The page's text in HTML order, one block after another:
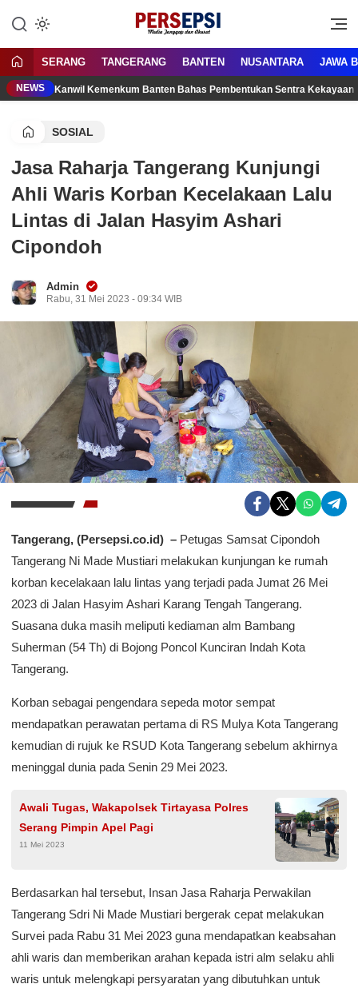
konten
Persepsi.co.id
Media Tanggap Dan Akurat
SERANG TANGERANG BANTEN NUSANTARA JAWA
NEWS Kanwil Kemenkum Banten Bahas Pembentukan Sentra
SOSIAL
Jasa Raharja Tangerang Kunjungi
Ahli Waris Korban Kecelakaan Lalu
Lintas di Jalan Hasyim Ashari
Cipondoh
Admin
Rabu, 31 Mei 2023 - 09:34 WIB
Tangerang, (Persepsi.co.id) – Petugas Samsat Cipondoh
Tangerang Ni Made Mustiari melakukan kunjungan ke rumah
korban kecelakaan lalu lintas yang terjadi pada Jumat 26 Mei
2023 di Jalan Hasyim Ashari Karang Tengah Tangerang.
Suasana duka masih meliputi kediaman alm Bambang
Suherman (54 Th) di Bojong Poncol Kunciran Indah Kota
Tangerang.
Korban sebagai pengendara sepeda motor sempat
mendapatkan perawatan pertama di RS Mulya Kota Tangerang
kemudian di rujuk ke RSUD Kota Tangerang sebelum akhirnya
meninggal dunia pada Senin 29 Mei 2023.
Awali Tugas, Wakapolsek Tirtayasa Polres
Serang Pimpin Apel Pagi
11 Mei 2023
Berdasarkan hal tersebut, Insan Jasa Raharja Perwakilan
Tangerang Sdri Ni Made Mustiari bergerak cepat melakukan
Survei pada Rabu 31 Mei 2023 guna mendapatkan keabsahan
ahli waris dan memberikan arahan kepada istri alm selaku ahli
waris untuk melengkapi persyaratan yang dibutuhkan untuk